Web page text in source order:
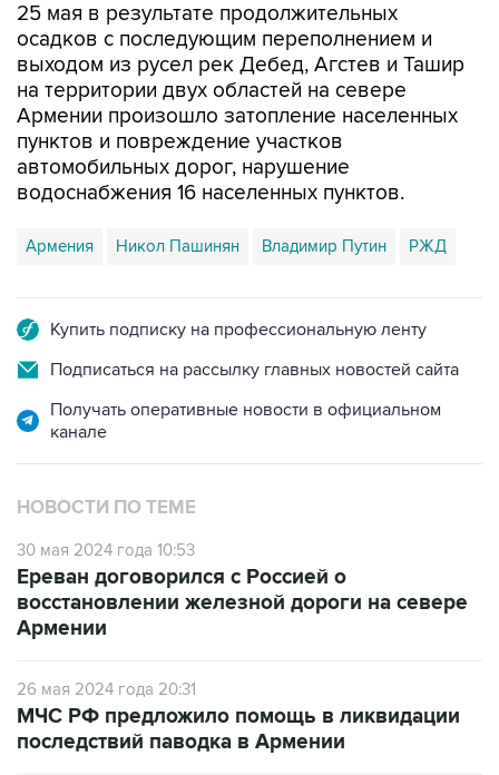
25 мая в результате продолжительных
осадков с последующим переполнением и
выходом из русел рек Дебед, Агстев и Ташир
на территории двух областей на севере
Армении произошло затопление населенных
пунктов и повреждение участков
автомобильных дорог, нарушение
водоснабжения 16 населенных пунктов.
Армения Никол Пашинян Владимир Путин РЖД
Купить подписку на профессиональную ленту
Подписаться на рассылку главных новостей сайта
Получать оперативные новости в официальном
канале
НОВОСТИ ПО ТЕМЕ
30 мая 2024 года 10:53
Ереван договорился с Россией о
восстановлении железной дороги на севере
Армении
26 мая 2024 года 20:31
МЧС РФ предложило помощь в ликвидации
последствий паводка в Армении